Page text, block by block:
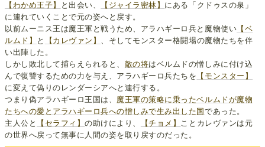
【わかめ王子】
と出会い、 【ジャイラ密林】 にある「クドゥスの泉」
に連れていくことで元の姿へと戻す。
以前ムーニス王は魔王軍と戦うため、アラハギーロ兵と魔物使い 【ベ
ルムド】
と 【カレヴァン】 、そしてモンスター格闘場の魔物たちを伴
い出陣した。
しかし敗北して捕らえられると、 敵の将はベルムドの憎しみに付け込
んで復讐するための力を与え、アラハギーロ兵たちを 【モンスター】
に変えて偽りのレンダーシアへと連行する。
つまり偽アラハギーロ王国は、 魔王軍の策略に乗ったベルムドが魔物
たちへの愛とアラハギーロ兵への憎しみで生み出した国 であった。
主人公と
【セラフィ】の助けにより、 【チョメ】 ことカレヴァンは元
の世界へ戻って無事に人間の姿を取り戻すのだった。